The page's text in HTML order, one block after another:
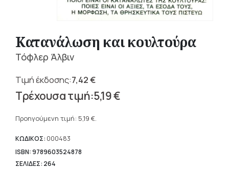
Κατανάλωση και κουλτούρα
Τόφλερ Άλβιν
7,42€
Original
price
7,42 €.
5,19€
τρέχουσα
είναι:
5,19 €.
Προηγούμενη τιμή: 5,19 €.
ΚΩΔΙΚΟΣ: 000483
ISBN: 9789603524878
ΣΕΛΙΔΕΣ: 264